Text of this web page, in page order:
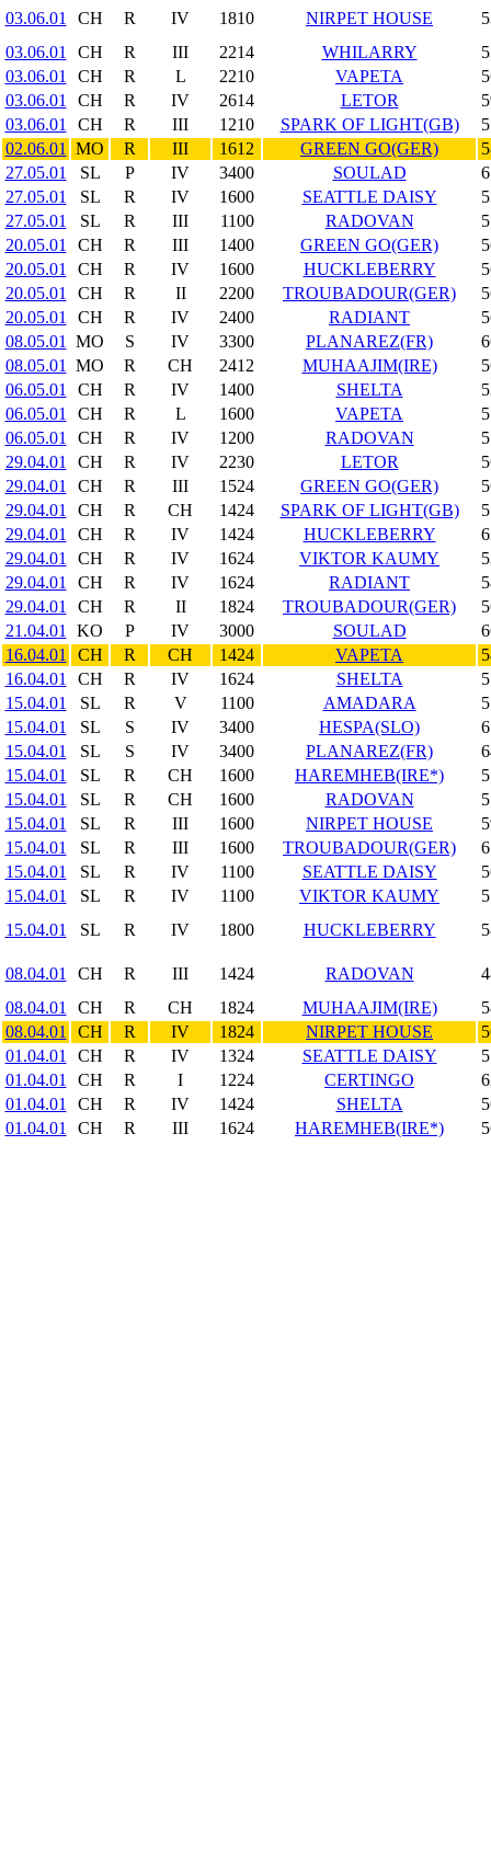
03.06.01
CH R IV 1810 NIRPET HOUSE
03.06.01
CH R III 2214 WHILARRY
03.06.01
CH R L 2210 VAPETA
03.06.01
CH R IV 2614 LETOR
03.06.01
CH R III 1210 SPARK OF LIGHT(GB)
02.06.01
MO R III 1612 GREEN GO(GER)
27.05.01
SL P IV 3400 SOULAD
27.05.01
SL R IV 1600 SEATTLE DAISY
27.05.01
SL R III 1100 RADOVAN
20.05.01
CH R III 1400 GREEN GO(GER)
20.05.01
CH R IV 1600 HUCKLEBERRY
20.05.01
CH R II 2200 TROUBADOUR(GER)
20.05.01
CH R IV 2400 RADIANT
08.05.01
MO S IV 3300 PLANAREZ(FR)
08.05.01
MO R CH 2412 MUHAAJIM(IRE)
06.05.01
CH R IV 1400 SHELTA
06.05.01
CH R L 1600 VAPETA
06.05.01
CH R IV 1200 RADOVAN
29.04.01
CH R IV 2230 LETOR
29.04.01
CH R III 1524 GREEN GO(GER)
29.04.01
CH R CH 1424 SPARK OF LIGHT(GB)
29.04.01
CH R IV 1424 HUCKLEBERRY
29.04.01
CH R IV 1624 VIKTOR KAUMY
29.04.01
CH R IV 1624 RADIANT
29.04.01
CH R II 1824 TROUBADOUR(GER)
21.04.01
KO P IV 3000 SOULAD
16.04.01
CH R CH 1424 VAPETA
16.04.01
CH R IV 1624 SHELTA
15.04.01
SL R V 1100 AMADARA
15.04.01
SL S IV 3400 HESPA(SLO)
15.04.01
SL S IV 3400 PLANAREZ(FR)
15.04.01
SL R CH 1600 HAREMHEB(IRE*)
15.04.01
SL R CH 1600 RADOVAN
15.04.01
SL R III 1600 NIRPET HOUSE
15.04.01
SL R III 1600 TROUBADOUR(GER)
15.04.01
SL R IV 1100 SEATTLE DAISY
15.04.01
SL R IV 1100 VIKTOR KAUMY
15.04.01
SL R IV 1800 HUCKLEBERRY
08.04.01 CH R III 1424 RADOVAN
08.04.01
CH R CH 1824 MUHAAJIM(IRE)
08.04.01
CH R IV 1824 NIRPET HOUSE
01.04.01
CH R IV 1324 SEATTLE DAISY
01.04.01
CH R I 1224 CERTINGO
01.04.01
CH R IV 1424 SHELTA
01.04.01
CH R III 1624 HAREMHEB(IRE*)